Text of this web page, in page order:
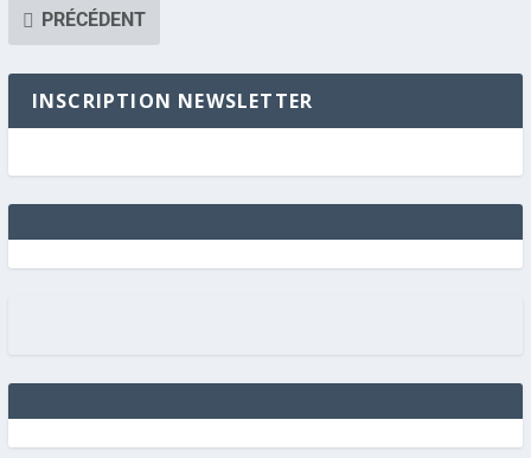
PRÉCÉDENT
INSCRIPTION NEWSLETTER